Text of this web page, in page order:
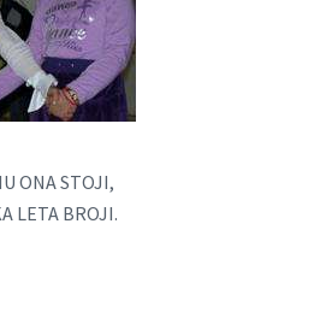
ONA STOJI,
LETA BROJI.